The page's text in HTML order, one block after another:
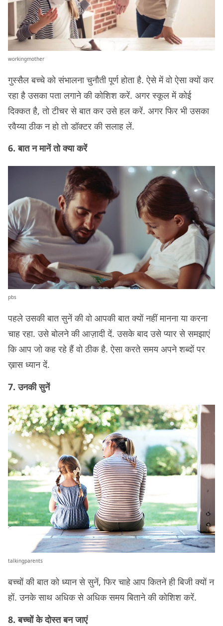
workingmother
गुस्सैल बच्चे को संभालना चुनौती पूर्ण होता है. ऐसे में वो ऐसा क्यों कर
रहा है उसका पता लगाने की कोशिश करें. अगर स्कूल में कोई
दिक्कत है, तो टीचर से बात कर उसे हल करें. अगर फिर भी उसका
रवैय्या ठीक न हो तो डॉक्टर की सलाह लें.
6. बात न मानें तो क्या करें
pbs
पहले उसकी बात सुनें की वो आपकी बात क्यों नहीं मानना या करना
चाह रहा. उसे बोलने की आज़ादी दें. उसके बाद उसे प्यार से समझाएं
कि आप जो कह रहे हैं वो ठीक है. ऐसा करते समय अपने शब्दों पर
ख़ास ध्यान दें.
7. उनकी सुनें
talkingparents
बच्चों की बात को ध्यान से सुनें, फिर चाहे आप कितने ही बिजी क्यों न
हों. उनके साथ अधिक से अधिक समय बिताने की कोशिश करें.
8. बच्‍चों के दोस्त बन जाएं